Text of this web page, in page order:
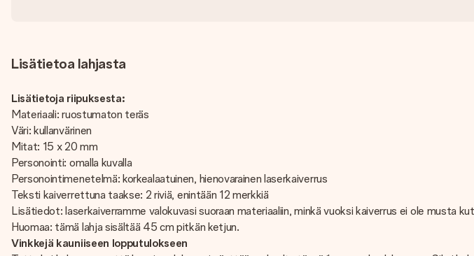
Lisätietoa lahjasta
Lisätietoja riipuksesta:
Materiaali: ruostumaton teräs
Väri: kullanvärinen
Mitat: 15 x 20 mm
Personointi: omalla kuvalla
Personointimenetelmä: korkealaatuinen, hienovarainen laserkaiverrus
Teksti kaiverrettuna taakse: 2 riviä, enintään 12 merkkiä
Lisätiedot: laserkaiverramme valokuvasi suoraan materiaaliin, minkä vuoksi kaiverrus ei ole musta
Huomaa: tämä lahja sisältää 45 cm pitkän ketjun.
Vinkkejä kauniiseen lopputulokseen